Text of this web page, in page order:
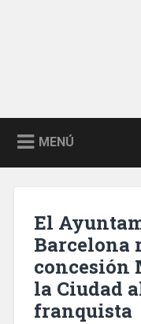
MENÚ
El
Barcelona
concesión
la Ciudad
franquista